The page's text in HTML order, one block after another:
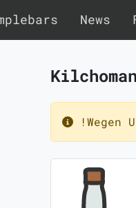
News
!Wegen